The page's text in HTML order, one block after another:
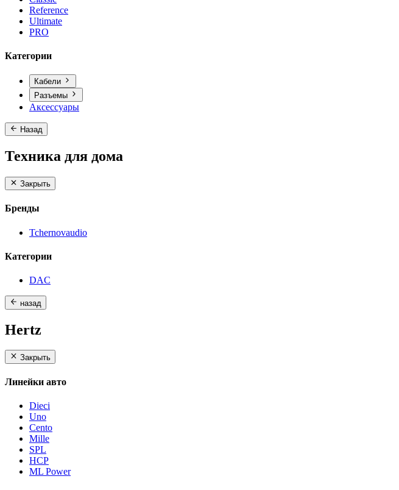
Reference
Ultimate
PRO
Категории
Кабели
Разъемы
Аксессуары
Назад
Техника для дома
Закрыть
Бренды
Tchernovaudio
Категории
DAC
назад
Hertz
Закрыть
Линейки авто
Dieci
Uno
Cento
Mille
SPL
HCP
ML Power